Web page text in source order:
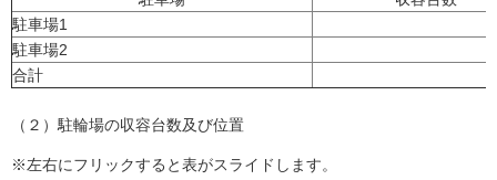
駐車場1
駐車場2
合計
（２）駐輪場の収容台数及び位置
※左右にフリックすると表がスライドします。